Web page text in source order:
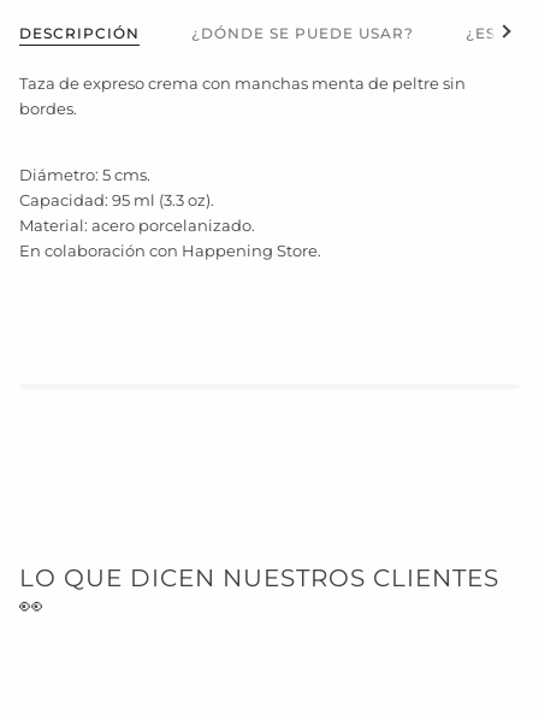
DESCRIPCIÓN ¿DÓNDE SE PUEDE USAR? ¿ESVer
Taza de expreso crema con manchas menta de peltre sin
bordes.
Diámetro: 5 cms.
Capacidad: 95 ml (3.3 oz).
Material: acero porcelanizado.
En colaboración con Happening Store.
LO QUE DICEN NUESTROS CLIENTES
👀